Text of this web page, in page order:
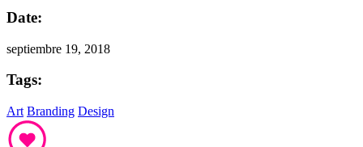
Date:
septiembre 19, 2018
Tags:
Art Branding Design